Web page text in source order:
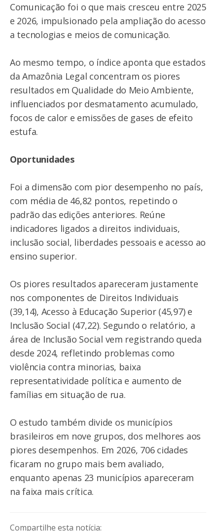
Comunicação foi o que mais cresceu entre 2025
e 2026, impulsionado pela ampliação do acesso
a tecnologias e meios de comunicação.
Ao mesmo tempo, o índice aponta que estados
da Amazônia Legal concentram os piores
resultados em Qualidade do Meio Ambiente,
influenciados por desmatamento acumulado,
focos de calor e emissões de gases de efeito
estufa.
Oportunidades
Foi a dimensão com pior desempenho no país,
com média de 46,82 pontos, repetindo o
padrão das edições anteriores. Reúne
indicadores ligados a direitos individuais,
inclusão social, liberdades pessoais e acesso ao
ensino superior.
Os piores resultados apareceram justamente
nos componentes de Direitos Individuais
(39,14), Acesso à Educação Superior (45,97) e
Inclusão Social (47,22). Segundo o relatório, a
área de Inclusão Social vem registrando queda
desde 2024, refletindo problemas como
violência contra minorias, baixa
representatividade política e aumento de
famílias em situação de rua.
O estudo também divide os municípios
brasileiros em nove grupos, dos melhores aos
piores desempenhos. Em 2026, 706 cidades
ficaram no grupo mais bem avaliado,
enquanto apenas 23 municípios apareceram
na faixa mais crítica.
Compartilhe esta notícia: